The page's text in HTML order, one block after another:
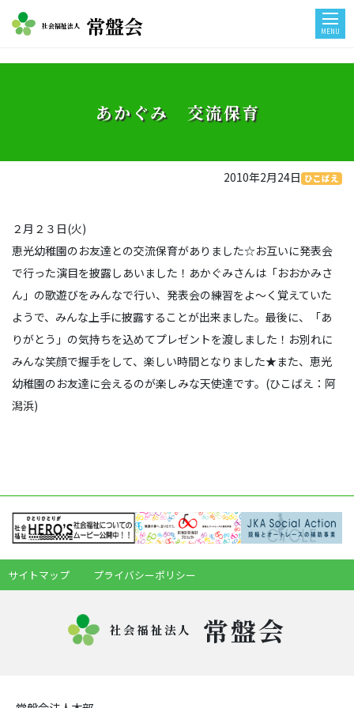
社会福祉法人 常盤会 MENU
あかぐみ 交流保育
2010年2月24日 ひこばえ
２月２３日(火)
恵光幼稚園のお友達との交流保育がありました☆お互いに発表会
で行った演目を披露しあいました！あかぐみさんは「おおかみさ
ん」の歌遊びをみんなで行い、発表会の練習をよ～く覚えていた
ようで、みんな上手に披露することが出来ました。最後に、「あ
りがとう」の気持ちを込めてプレゼントを渡しました！お別れに
みんな笑顔で握手をして、楽しい時間となりました★また、恵光
幼稚園のお友達に会えるのが楽しみな天使達です。(ひこばえ：阿
潟浜)
サイトマップ プライバシーポリシー
社会福祉法人 常盤会